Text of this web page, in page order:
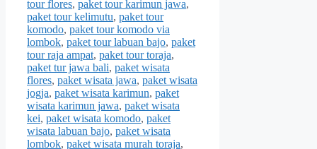
tour flores, paket tour karimun jawa,
paket tour kelimutu, paket tour
komodo, paket tour komodo via
lombok, paket tour labuan bajo, paket
tour raja ampat, paket tour toraja,
paket tur jawa bali, paket wisata
flores, paket wisata jawa, paket wisata
jogja, paket wisata karimun, paket
wisata karimun jawa, paket wisata
kei, paket wisata komodo, paket
wisata labuan bajo, paket wisata
lombok, paket wisata murah toraja,